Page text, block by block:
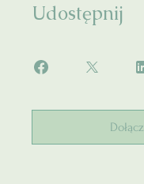
Udostępnij
Dołącz